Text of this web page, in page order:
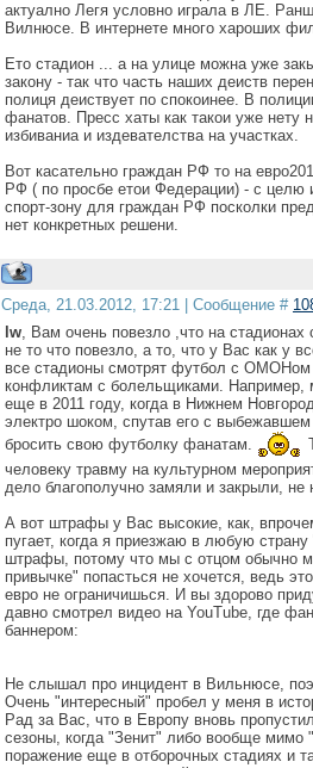
актуално Легя условно играла в ЛЕ.
Вилнюсе. В интернете много хароших
Ето стадион ... а на улице можна уже
закону - так что часть наших деиств
полиця деиствует по спокоинее. В
фанатов. Пресс хаты как такои уже нету
избиваниа и издевателства на участках.
Вот касательно граждан РФ то на
РФ ( по просбе етои Федерации) - с целю
спорт-зону для граждан РФ посколки
нет конкретных решени.
Среда, 21.03.2012, 17:21 | Сообщение #
lw, Вам очень повезло ,что на
не то что повезло, а то, что у Вас как у
все стадионы смотрят футбол с ОМОНом
конфликтам с болельщиками. Например,
еще в 2011 году, когда в Нижнем
электро шоком, спутав его с
бросить свою футболку фанатам.
человеку травму на культурном
дело благополучно замяли и закрыли, не
А вот штрафы у Вас высокие, как,
пугает, когда я приезжаю в любую
штрафы, потому что мы с отцом обычно
привычке" попасться не хочется, ведь
евро не ограничишься. И вы здорово
давно смотрел видео на YouTube, где
баннером:
Не слышал про инцидент в Вильнюсе,
Очень "интересный" пробел у меня в
Рад за Вас, что в Европу вновь
сезоны, когда "Зенит" либо вообще мимо
поражение еще в отборочных стадиях и